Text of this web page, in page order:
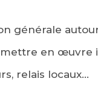
générale
en œuvre
relais locaux…